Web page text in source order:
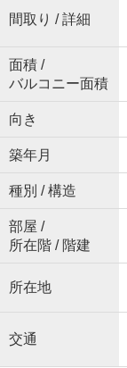
間取り / 詳細
面積 /
バルコニー面積
向き
築年月
種別 / 構造
部屋 /
所在階 / 階建
所在地
交通